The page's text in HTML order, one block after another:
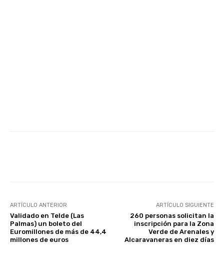
ARTÍCULO ANTERIOR
Validado en Telde (Las
Palmas) un boleto del
Euromillones de más de 44,4
millones de euros
ARTÍCULO SIGUIENTE
260 personas solicitan la
inscripción para la Zona
Verde de Arenales y
Alcaravaneras en diez días